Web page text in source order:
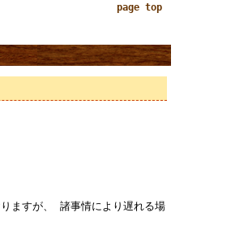
page top
ますが、 諸事情により遅れる場